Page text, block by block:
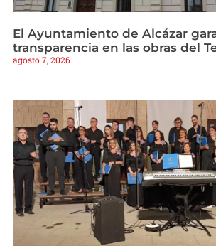
El Ayuntamiento de Alcázar
transparencia en las obras del
agosto 7, 2026